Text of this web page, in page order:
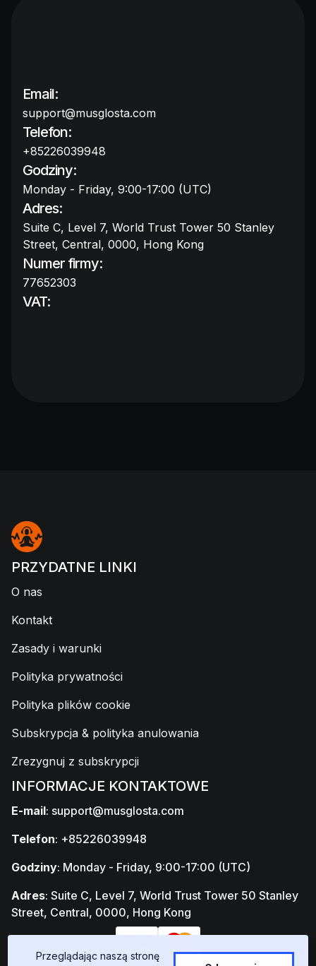
Email:
support@musglosta.com
Telefon:
+85226039948
Godziny:
Monday - Friday, 9:00-17:00 (UTC)
Adres:
Suite C, Level 7, World Trust Tower 50 Stanley
Street, Central, 0000, Hong Kong
Numer firmy:
77652303
VAT:
PRZYDATNE LINKI
O nas
Kontakt
Zasady i warunki
Polityka prywatności
Polityka plików cookie
Subskrypcja & polityka anulowania
Zrezygnuj z subskrypcji
INFORMACJE KONTAKTOWE
E-mail: support@musglosta.com
Telefon: +85226039948
Godziny: Monday - Friday, 9:00-17:00 (UTC)
Adres: Suite C, Level 7, World Trust Tower 50 Stanley
Street, Central, 0000, Hong Kong
Przeglądając naszą stronę